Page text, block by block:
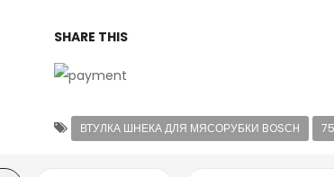
SHARE THIS
ВТУЛКА ШНЕКА ДЛЯ МЯСОРУБКИ BOSСH